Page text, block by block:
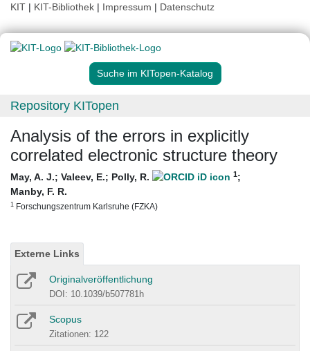
KIT | KIT-Bibliothek | Impressum | Datenschutz
Suche im KITopen-Katalog
Repository KITopen
Analysis of the errors in explicitly
correlated electronic structure theory
May, A. J.; Valeev, E.; Polly, R. 1;
Manby, F. R.
1 Forschungszentrum Karlsruhe (FZKA)
Externe Links
Originalveröffentlichung
DOI: 10.1039/b507781h
Scopus
Zitationen: 122